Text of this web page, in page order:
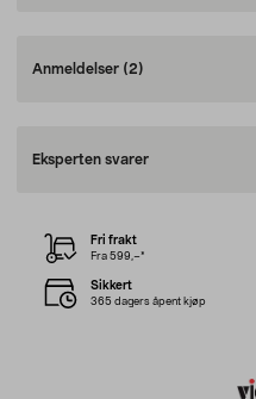
Anmeldelser (2)
Eksperten svarer
Fri frakt
Fra 599,–*
Sikkert
365 dagers åpent kjøp